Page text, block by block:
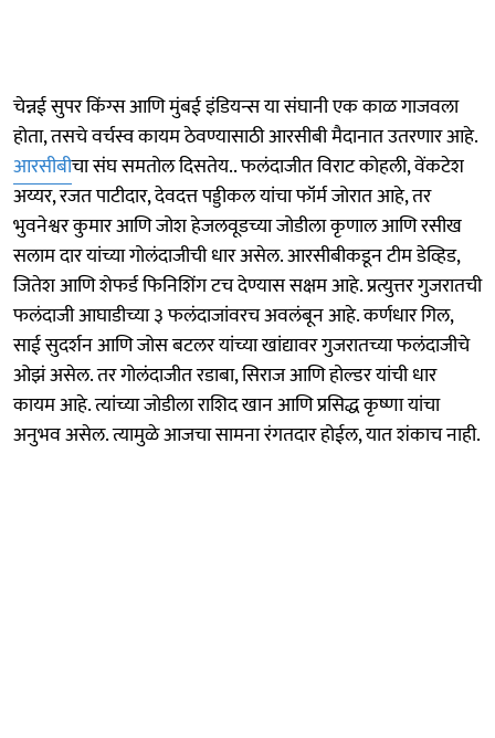
चेन्नई सुपर किंग्स आणि मुंबई इंडियन्स या संघानी एक काळ गाजवला
होता, तसचे वर्चस्व कायम ठेवण्यासाठी आरसीबी मैदानात उतरणार आहे.
आरसीबीचा संघ समतोल दिसतेय.. फलंदाजीत विराट कोहली, वेंकटेश
अय्यर, रजत पाटीदार, देवदत्त पड्डीकल यांचा फॉर्म जोरात आहे, तर
भुवनेश्वर कुमार आणि जोश हेजलवूडच्या जोडीला कृणाल आणि रसीख
सलाम दार यांच्या गोलंदाजीची धार असेल. आरसीबीकडून टीम डेव्हिड,
जितेश आणि शेफर्ड फिनिशिंग टच देण्यास सक्षम आहे. प्रत्युत्तर गुजरातची
फलंदाजी आघाडीच्या ३ फलंदाजांवरच अवलंबून आहे. कर्णधार गिल,
साई सुदर्शन आणि जोस बटलर यांच्या खांद्यावर गुजरातच्या फलंदाजीचे
ओझं असेल. तर गोलंदाजीत रडाबा, सिराज आणि होल्डर यांची धार
कायम आहे. त्यांच्या जोडीला राशिद खान आणि प्रसिद्ध कृष्णा यांचा
अनुभव असेल. त्यामुळे आजचा सामना रंगतदार होईल, यात शंकाच नाही.